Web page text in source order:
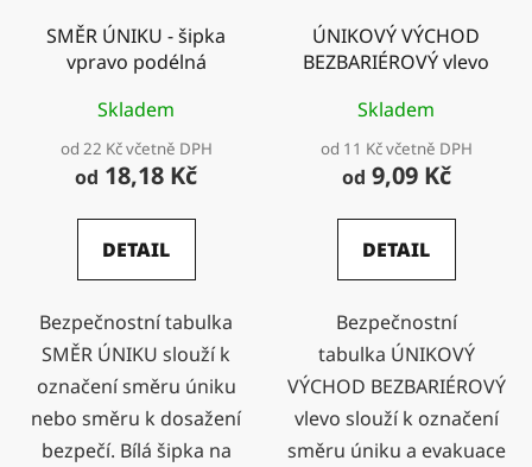
SMĚR ÚNIKU - šipka
vpravo podélná
Skladem
od 22 Kč včetně DPH
od 18,18 Kč
DETAIL
Bezpečnostní tabulka
SMĚR ÚNIKU slouží k
označení směru úniku
nebo směru k dosažení
bezpečí. Bílá šipka na
ÚNIKOVÝ VÝCHOD
BEZBARIÉROVÝ vlevo
Skladem
od 11 Kč včetně DPH
od 9,09 Kč
DETAIL
Bezpečnostní
tabulka ÚNIKOVÝ
VÝCHOD BEZBARIÉROVÝ
vlevo slouží k označení
směru úniku a evakuace